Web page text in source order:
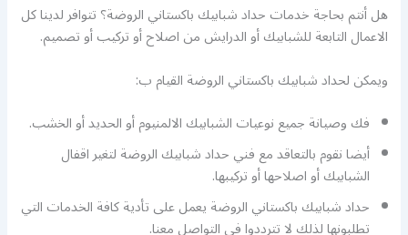
هل أنتم بحاجة خدمات حداد شبابيك باكستاني الروضة؟ تتوافر لدينا كل
الاعمال التابعة للشبابيك أو الدرايش من اصلاح أو تركيب أو تصميم.
ويمكن لحداد شبابيك باكستاني الروضة القيام ب:
فك وصيانة جميع نوعيات الشبابيك الالمنيوم أو الحديد أو الخشب.
أيضا نقوم بالتعاقد مع فني حداد شبابيك الروضة لتغير اقفال
الشبابيك أو اصلاحها أو تركيبها.
حداد شبابيك باكستاني الروضة يعمل على تأدية كافة الخدمات التي
تطلبونها لذلك لا تترددوا في التواصل معنا.